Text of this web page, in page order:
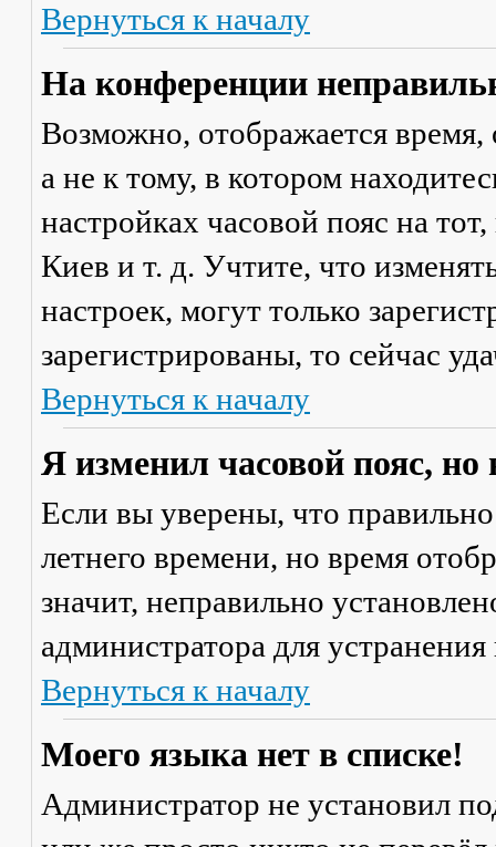
Вернуться к началу
На конференции
Возможно, отображается время,
а не к тому, в котором
настройках часовой пояс на
Киев и т. д. Учтите, что
настроек, могут только
зарегистрированы, то сейчас
Вернуться к началу
Я изменил часовой пояс,
Если вы уверены, что
летнего времени, но время
значит, неправильно
администратора для
Вернуться к началу
Моего языка нет в списке!
Администратор не установил